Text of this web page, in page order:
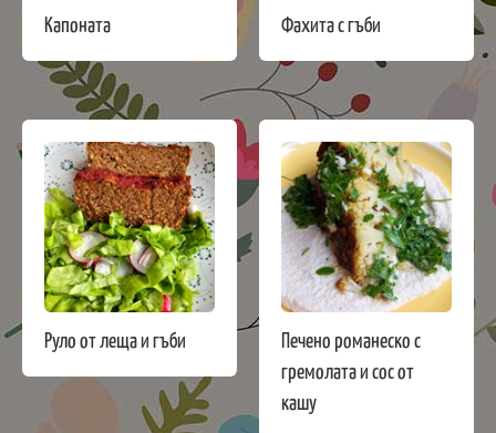
Капоната Фахита с гъби
Руло от леща и гъби
Печено романеско с
гремолата и сос от
кашу